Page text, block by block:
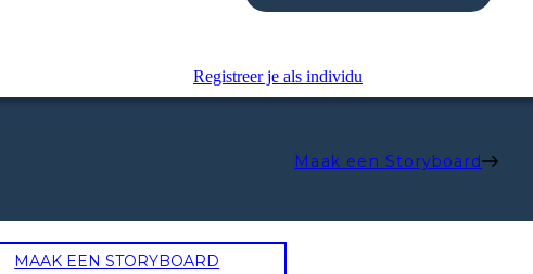
Registreer je als individu
Maak een Storyboard
MAAK EEN STORYBOARD